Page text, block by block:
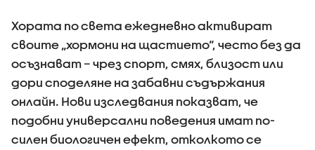
Хората по света ежедневно активират
своите „хормони на щастието“, често без да
осъзнават – чрез спорт, смях, близост или
дори споделяне на забавни съдържания
онлайн. Нови изследвания показват, че
подобни универсални поведения имат по-
силен биологичен ефект, отколкото се